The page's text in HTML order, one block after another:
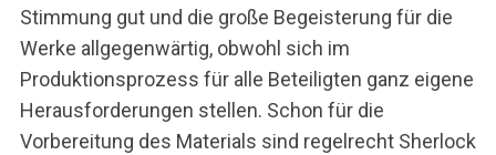
Stimmung gut und die große Begeisterung für die
Werke allgegenwärtig, obwohl sich im
Produktionsprozess für alle Beteiligten ganz eigene
Herausforderungen stellen. Schon für die
Vorbereitung des Materials sind regelrecht Sherlock